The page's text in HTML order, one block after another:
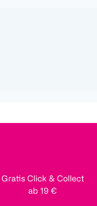
Gratis Click & Collect
ab 19 €